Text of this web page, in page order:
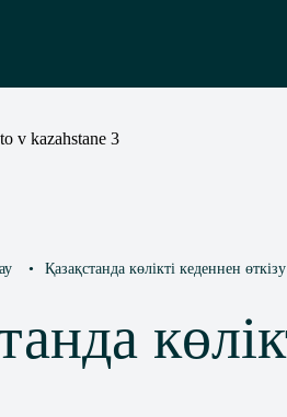
• Қазақстанда көлікті кеденнен